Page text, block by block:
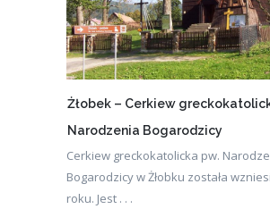
Żłobek – Cerkiew
Narodzenia Bogarodzicy
Cerkiew greckokatolicka pw.
Bogarodzicy w Żłobku została
roku. Jest . . .